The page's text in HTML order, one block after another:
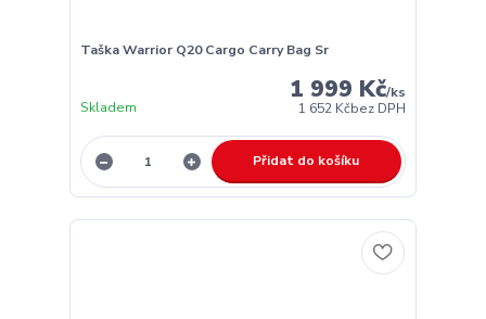
Taška Warrior Q20 Cargo Carry Bag Sr
1 999 Kč/ks
1 652 Kčbez DPH
Skladem
Přidat do košíku